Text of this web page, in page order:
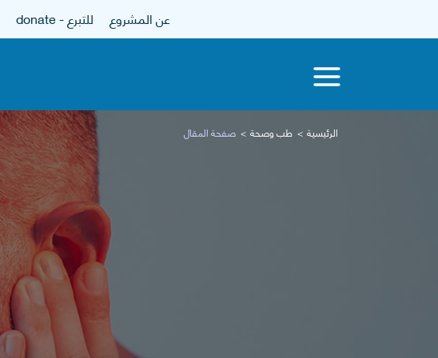
عن المشروع للتبرع - donate
الرئيسية طب وصحة صفحة المقال